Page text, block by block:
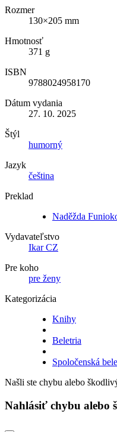
Rozmer
130×205 mm
Hmotnosť
371 g
ISBN
9788024958170
Dátum vydania
27. 10. 2025
Štýl
humorný
Jazyk
čeština
Preklad
Naděžda
Vydavateľstvo
Ikar CZ
Pre koho
pre ženy
Kategorizácia
Knihy
Beletria
Spoločenská
Našli ste chybu alebo
Nahlásiť chybu alebo